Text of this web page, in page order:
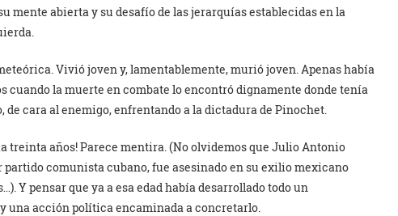
mente abierta y su desafío de las jerarquías establecidas en la
Vivió joven y, lamentablemente, murió joven. Apenas había
cuando la muerte en combate lo encontró dignamente donde tenía
de cara al enemigo, enfrentando a la dictadura de Pinochet.
treinta años! Parece mentira. (No olvidemos que Julio Antonio
comunista cubano, fue asesinado en su exilio mexicano
Y pensar que ya a esa edad había desarrollado todo un
una acción política encaminada a concretarlo.